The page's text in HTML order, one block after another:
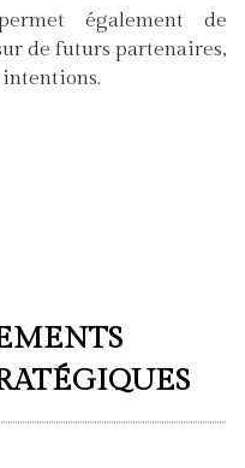
également de
de futurs partenaires,